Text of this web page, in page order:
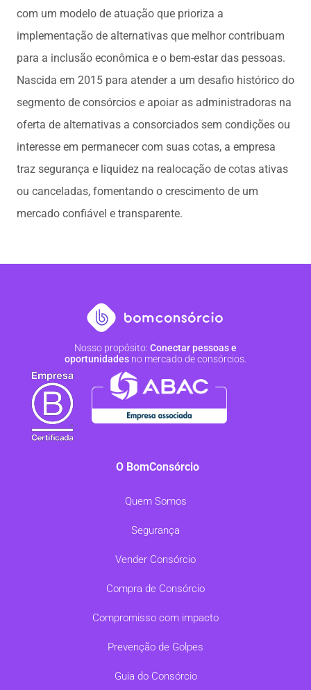
com um modelo de atuação que prioriza a
implementação de alternativas que melhor contribuam
para a inclusão econômica e o bem-estar das pessoas.
Nascida em 2015 para atender a um desafio histórico do
segmento de consórcios e apoiar as administradoras na
oferta de alternativas a consorciados sem condições ou
interesse em permanecer com suas cotas, a empresa
traz segurança e liquidez na realocação de cotas ativas
ou canceladas, fomentando o crescimento de um
mercado confiável e transparente.
Nosso propósito: Conectar pessoas e
oportunidades no mercado de consórcios.
O BomConsórcio
Quem Somos
Segurança
Vender Consórcio
Compra de Consórcio
Compromisso com impacto
Prevenção de Golpes
Guia do Consórcio